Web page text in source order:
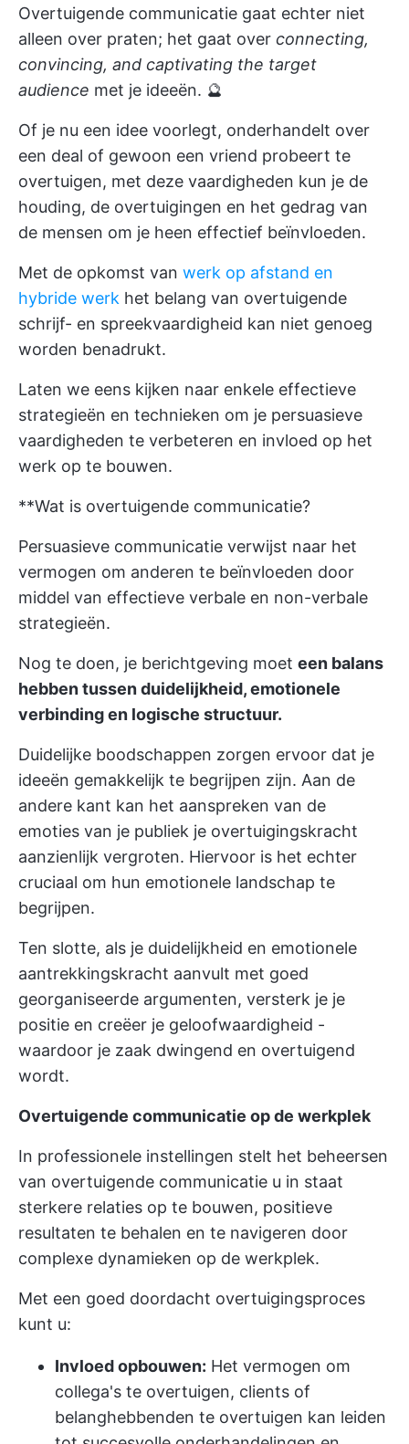
Overtuigende communicatie gaat echter niet
alleen over praten; het gaat over connecting,
convincing, and captivating the target
audience met je ideeën. 🔮
Of je nu een idee voorlegt, onderhandelt over
een deal of gewoon een vriend probeert te
overtuigen, met deze vaardigheden kun je de
houding, de overtuigingen en het gedrag van
de mensen om je heen effectief beïnvloeden.
Met de opkomst van werk op afstand en
hybride werk het belang van overtuigende
schrijf- en spreekvaardigheid kan niet genoeg
worden benadrukt.
Laten we eens kijken naar enkele effectieve
strategieën en technieken om je persuasieve
vaardigheden te verbeteren en invloed op het
werk op te bouwen.
**Wat is overtuigende communicatie?
Persuasieve communicatie verwijst naar het
vermogen om anderen te beïnvloeden door
middel van effectieve verbale en non-verbale
strategieën.
Nog te doen, je berichtgeving moet een balans
hebben tussen duidelijkheid, emotionele
verbinding en logische structuur.
Duidelijke boodschappen zorgen ervoor dat je
ideeën gemakkelijk te begrijpen zijn. Aan de
andere kant kan het aanspreken van de
emoties van je publiek je overtuigingskracht
aanzienlijk vergroten. Hiervoor is het echter
cruciaal om hun emotionele landschap te
begrijpen.
Ten slotte, als je duidelijkheid en emotionele
aantrekkingskracht aanvult met goed
georganiseerde argumenten, versterk je je
positie en creëer je geloofwaardigheid -
waardoor je zaak dwingend en overtuigend
wordt.
Overtuigende communicatie op de werkplek
In professionele instellingen stelt het beheersen
van overtuigende communicatie u in staat
sterkere relaties op te bouwen, positieve
resultaten te behalen en te navigeren door
complexe dynamieken op de werkplek.
Met een goed doordacht overtuigingsproces
kunt u:
Invloed opbouwen: Het vermogen om
collega's te overtuigen, clients of
belanghebbenden te overtuigen kan leiden